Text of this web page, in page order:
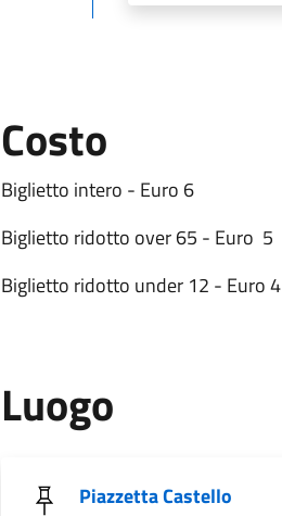
Costo
Biglietto intero - Euro 6
Biglietto ridotto over 65 - Euro 5
Biglietto ridotto under 12 - Euro 4
Luogo
Piazzetta Castello